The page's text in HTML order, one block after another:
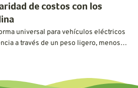
de costos con los
universal para vehículos eléctricos
a través de un peso ligero, menos